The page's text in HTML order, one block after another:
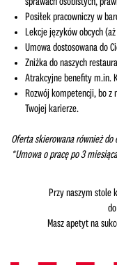
Posiłek pracowniczy w
Lekcje języków obcych
Umowa dostosowana do
Zniżka do naszych
Atrakcyjne benefity m.in.
Rozwój kompetencji, bo z
Twojej karierze.
Oferta skierowana również do
*Umowa o pracę po 3
Przy naszym stole
Masz apetyt na